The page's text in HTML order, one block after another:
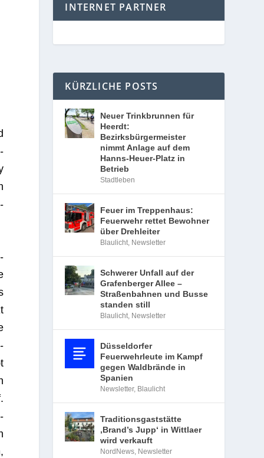
INTERNET PARTNER
KÜRZLICHE POSTS
Neuer Trinkbrunnen für
Heerdt:
Bezirksbürgermeister
nimmt Anlage auf dem
Hanns-Heuer-Platz in
Betrieb
Stadtleben
Feuer im Treppenhaus:
Feuerwehr rettet Bewohner
über Drehleiter
Blaulicht, Newsletter
Schwerer Unfall auf der
Grafenberger Allee –
Straßenbahnen und Busse
standen still
Blaulicht, Newsletter
Düsseldorfer
Feuerwehrleute im Kampf
gegen Waldbrände in
Spanien
Newsletter, Blaulicht
Traditionsgaststätte
‚Brand’s Jupp‘ in Wittlaer
wird verkauft
NordNews, Newsletter